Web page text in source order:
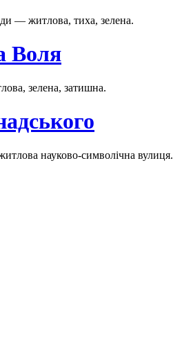
— житлова, тиха, зелена.
Воля
зелена, затишна.
науково-символічна вулиця.